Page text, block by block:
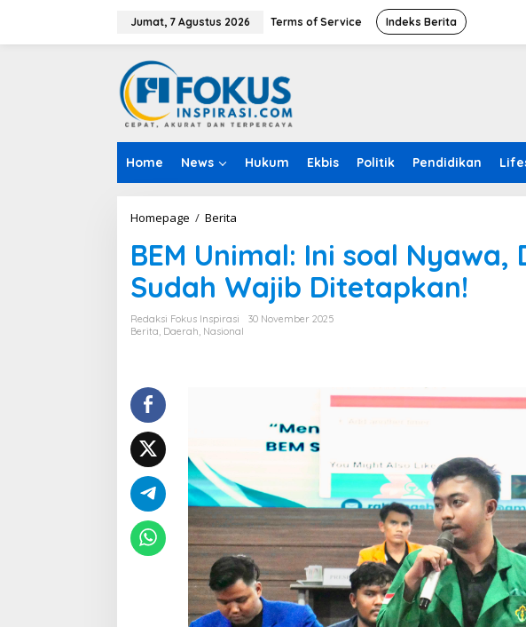
Jumat, 7 Agustus 2026 Terms of Service Indeks Berita
Home News Hukum Ekbis Politik Pendidikan
Homepage / Berita
M
U
n
m
a
N
y
a
w
a
,
D
a
r
BEM Unimal: Ini soal
Sudah Wajib Ditetapkan!
Redaksi Fokus Inspirasi
30 November 2025
Berita, Daerah, Nasional